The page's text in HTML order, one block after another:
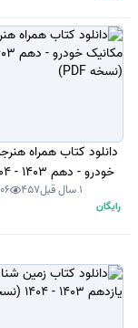
دانلود کتاب همراه
PDF)
1 سال قبل 457
رایگان